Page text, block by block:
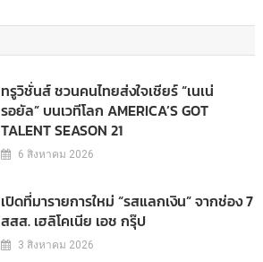
ทรูวิชั่นส์ ชวนคนไทยส่งใจเชียร์ “เนเน่
รอยัล” บนเวทีโลก AMERICA’S GOT
TALENT SEASON 21
6 สิงหาคม 2026
เปิดที่มารายการใหม่ “รสแลกเงิน” จากช่อง 7
สสส. เฮลิโคเนีย เอช กรุ๊ป
3 สิงหาคม 2026